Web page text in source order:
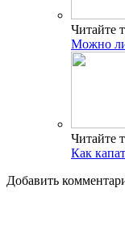
Читайте
Можно ли
Читайте
Как
Добавить